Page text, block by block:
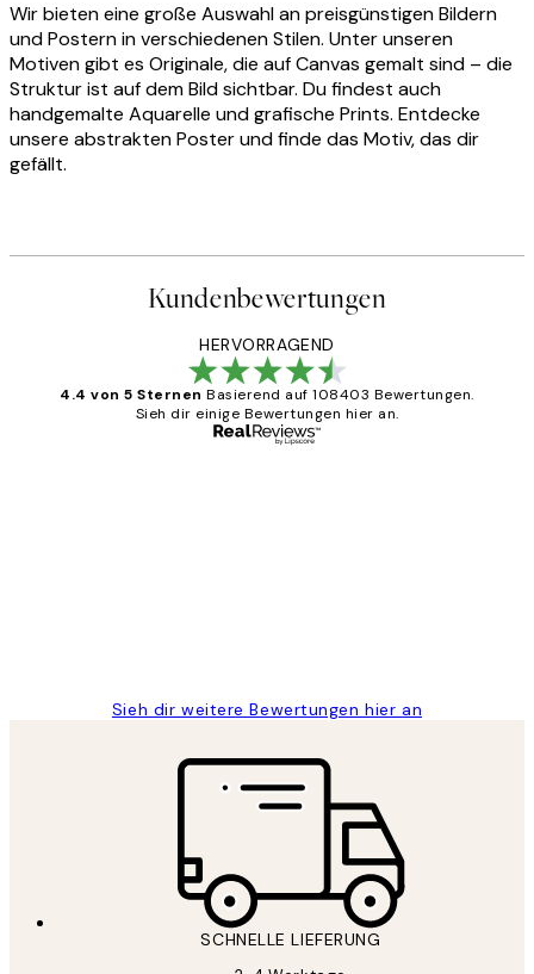
Wir bieten eine große Auswahl an preisgünstigen Bildern
und Postern in verschiedenen Stilen. Unter unseren
Motiven gibt es Originale, die auf Canvas gemalt sind – die
Struktur ist auf dem Bild sichtbar. Du findest auch
handgemalte Aquarelle und grafische Prints. Entdecke
unsere abstrakten Poster und finde das Motiv, das dir
gefällt.
Kundenbewertungen
HERVORRAGEND
4.4 von 5 Sternen Basierend auf 108403 Bewertungen.
Sieh dir einige Bewertungen hier an.
Sieh dir weitere Bewertungen hier an
SCHNELLE LIEFERUNG